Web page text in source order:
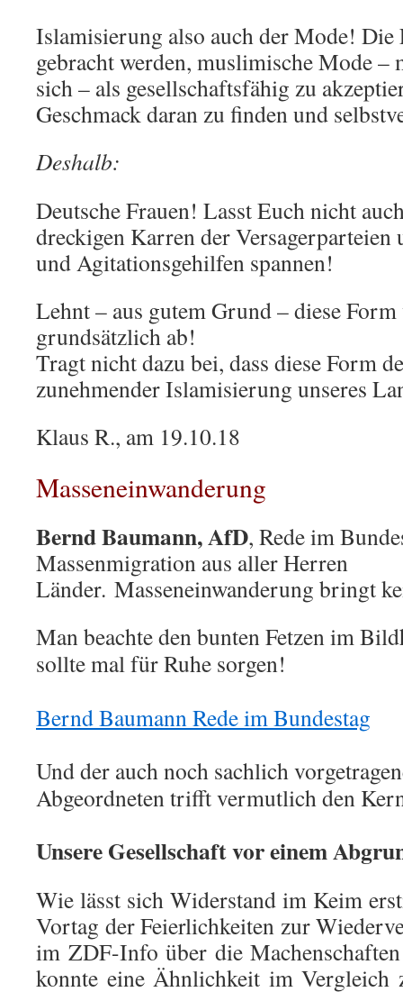
Islamisierung also auch der Mode! Die
gebracht werden, muslimische Mode
sich – als gesellschaftsfähig zu
Geschmack daran zu finden und
Deshalb:
Deutsche Frauen! Lasst Euch nicht
dreckigen Karren der Versagerparteien
und Agitationsgehilfen spannen!
Lehnt – aus gutem Grund – diese
grundsätzlich ab!
Tragt nicht dazu bei, dass diese Form
zunehmender Islamisierung unseres
Klaus R., am 19.10.18
Masseneinwanderung
Bernd Baumann, AfD, Rede im
Massenmigration aus aller Herren
Länder. Masseneinwanderung bringt
Man beachte den bunten Fetzen im
sollte mal für Ruhe sorgen!
Bernd Baumann Rede im Bundestag
Und der auch noch sachlich
Abgeordneten trifft vermutlich den
Unsere Gesellschaft vor einem
Wie lässt sich Widerstand im Keim
Vortag der Feierlichkeiten zur
im ZDF-Info über die
konnte eine Ähnlichkeit im Vergleich